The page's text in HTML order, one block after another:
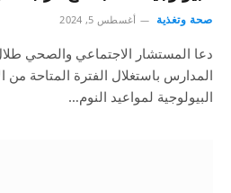
صحة وتغذية أغسطس 5, 2024
دعا المستشار الاجتماعي والصحي
المدارس باستغلال الفترة المتاحة من
البيولوجية لمواعيد النوم…